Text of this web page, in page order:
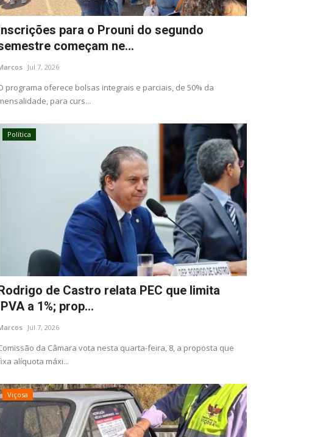
para o Prouni do segundo
começam ne...
Jul 7, 2026
programa oferece bolsas integrais e parciais, de 50% da
para curs...
Política
de Castro relata PEC que limita
a 1%; prop...
Jul 7, 2026
da Câmara vota nesta quarta-feira, 8, a proposta que
alíquota máxi...
Viçosa